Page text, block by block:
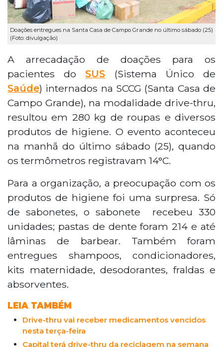
Doações entregues na Santa Casa de Campo Grande no último sábado (25)
(Foto: divulgação)
A arrecadação de doações para os
pacientes doSUS (Sistema Único de
Saúde) internados na SCCG (Santa Casa de
Campo Grande), na modalidade drive-thru,
resultou em 280 kg de roupas e diversos
produtos de higiene. O evento aconteceu
na manhã do último sábado (25), quando
os termômetros registravam 14°C.
Para a organização, a preocupação com os
produtos de higiene foi uma surpresa. Só
de sabonetes, o sabonete recebeu 330
unidades; pastas de dente foram 214 e até
lâminas de barbear. Também foram
entregues shampoos, condicionadores,
kits maternidade, desodorantes, fraldas e
absorventes.
LEIA TAMBÉM
Drive-thru vai receber medicamentos vencidos
nesta terça-feira
Capital terá drive-thru da reciclagem na semana